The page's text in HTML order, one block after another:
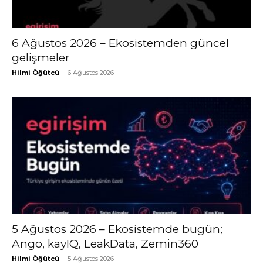
6 Ağustos 2026 – Ekosistemden güncel
gelişmeler
Hilmi Öğütcü - 6 Ağustos 2026
5 Ağustos 2026 – Ekosistemde bugün;
Ango, kayIQ, LeakData, Zemin360
Hilmi Öğütcü - 5 Ağustos 2026